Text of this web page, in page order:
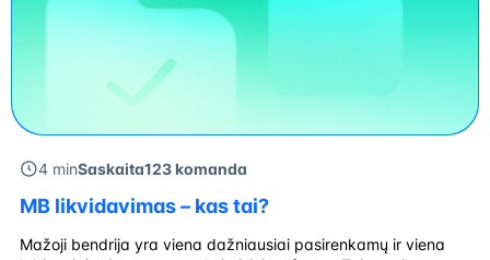
4 minSaskaita123 komanda
MB likvidavimas – kas tai?
Mažoji bendrija yra viena dažniausiai pasirenkamų ir viena